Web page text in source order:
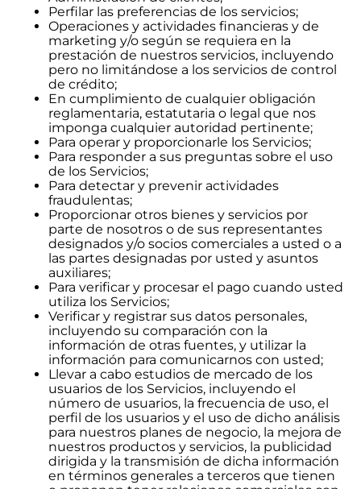
Perfilar las preferencias de los servicios;
Operaciones y actividades financieras y de
marketing y/o según se requiera en la
prestación de nuestros servicios, incluyendo
pero no limitándose a los servicios de control
de crédito;
En cumplimiento de cualquier obligación
reglamentaria, estatutaria o legal que nos
imponga cualquier autoridad pertinente;
Para operar y proporcionarle los Servicios;
Para responder a sus preguntas sobre el uso
de los Servicios;
Para detectar y prevenir actividades
fraudulentas;
Proporcionar otros bienes y servicios por
parte de nosotros o de sus representantes
designados y/o socios comerciales a usted o a
las partes designadas por usted y asuntos
auxiliares;
Para verificar y procesar el pago cuando usted
utiliza los Servicios;
Verificar y registrar sus datos personales,
incluyendo su comparación con la
información de otras fuentes, y utilizar la
información para comunicarnos con usted;
Llevar a cabo estudios de mercado de los
usuarios de los Servicios, incluyendo el
número de usuarios, la frecuencia de uso, el
perfil de los usuarios y el uso de dicho análisis
para nuestros planes de negocio, la mejora de
nuestros productos y servicios, la publicidad
dirigida y la transmisión de dicha información
en términos generales a terceros que tienen